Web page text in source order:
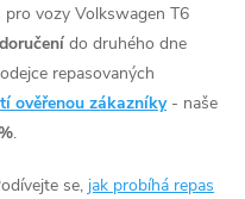
pro vozy Volkswagen T6
do druhého dne
repasovaných
ověřenou zákazníky - naše
.
se, jak probíhá repas